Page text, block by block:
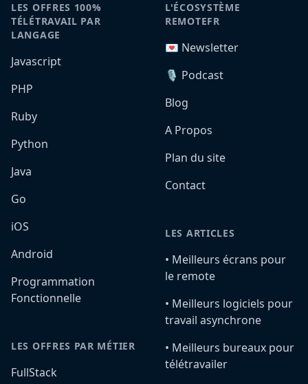
LES OFFRES 100%
TÉLÉTRAVAIL PAR
LANGAGE
Javascript
PHP
Ruby
Python
Java
Go
iOS
Android
Programmation
Fonctionnelle
LES OFFRES PAR MÉTIER
FullStack
L'ÉCOSYSTÈME
REMOTEFR
💌 Newsletter
🎙️ Podcast
Blog
A Propos
Plan du site
Contact
LES ARTICLES
•️ Meilleurs écrans pour
le remote
•️ Meilleurs logiciels pour
travail asynchrone
•️ Meilleurs bureaux pour
télétravailer